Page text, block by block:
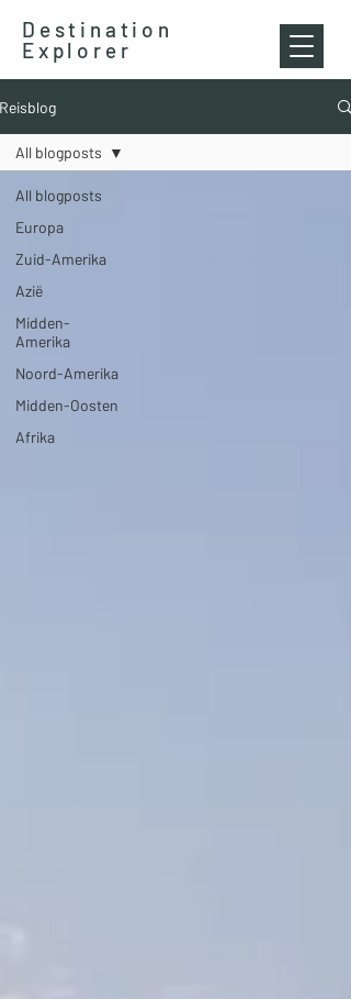
Destination
Explorer
Reisblog
All blogposts
Europa
Zuid-Amerika
Azië
Midden-
Amerika
Noord-Amerika
Midden-Oosten
Afrika
All blogposts